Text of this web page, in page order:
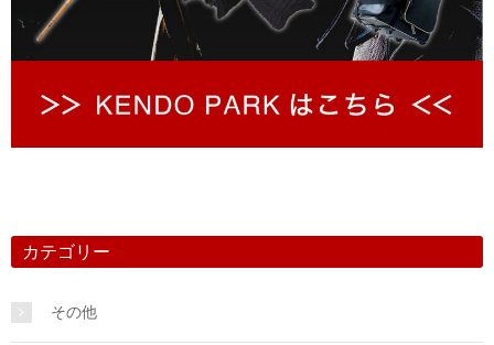
カテゴリー
その他